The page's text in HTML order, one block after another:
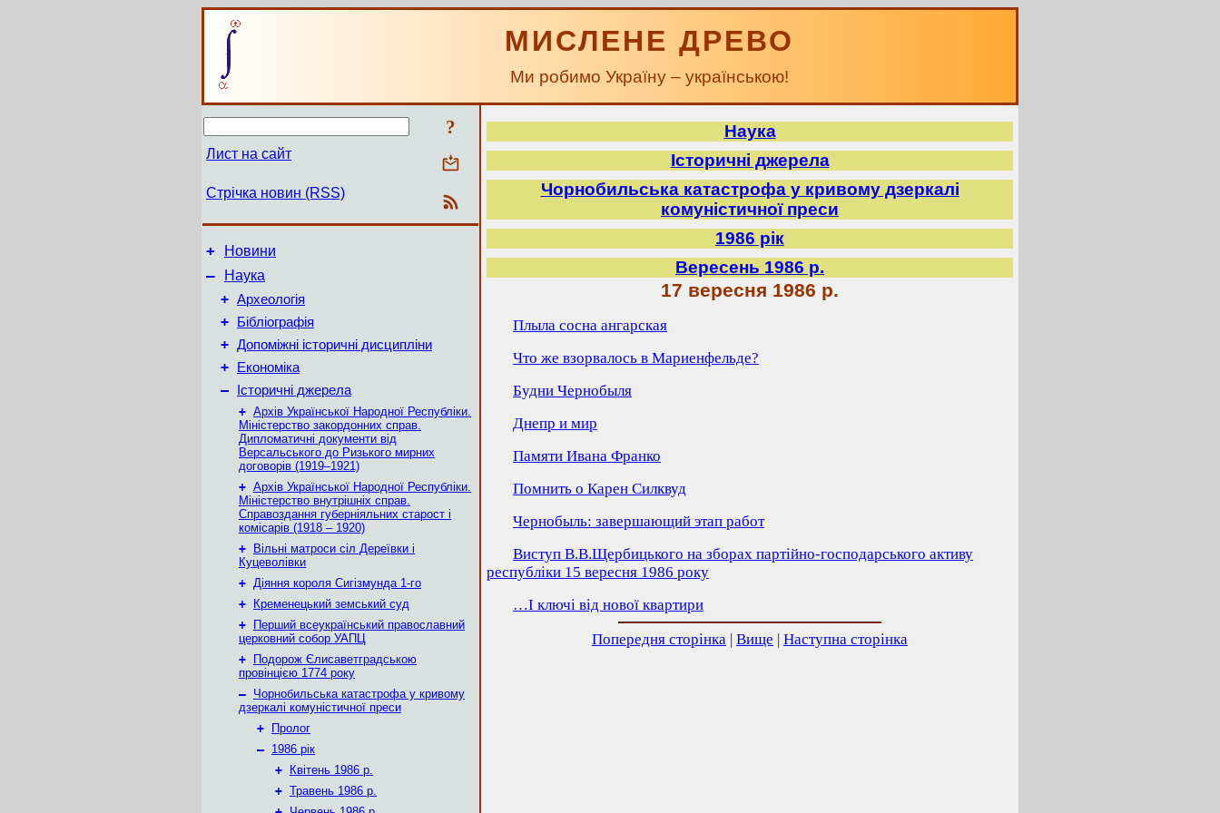
МИСЛЕНЕ ДРЕВО
Ми робимо Україну – українською!
?
Лист на сайт
Стрічка новин (RSS)
+ Новини
–
Наука
+ Археологія
+ Бібліографія
+ Допоміжні історичні дисципліни
+ Економіка
– Історичні джерела
+ Архів Української Народної Республіки.
Міністерство закордонних справ.
Дипломатичні документи від
Версальського до Ризького мирних
договорів (1919–1921)
+ Архів Української Народної Республіки.
Міністерство внутрішніх справ.
Справоздання губерніяльних старост і
комісарів (1918 – 1920)
+
Вільні матроси сіл Дереївки і
Куцеволівки
+ Діяння короля Сигізмунда 1-го
+
Кременецький земський суд
+
Перший всеукраїнський православний
церковний собор УАПЦ
+
Подорож Єлисаветградською
провінцією 1774 року
– Чорнобильська катастрофа у кривому
дзеркалі комуністичної преси
+
Пролог
– 1986 рік
+
Квітень 1986 р.
+ Травень 1986 р.
Наука
Історичні джерела
Чорнобильська катастрофа у кривому дзеркалі
комуністичної преси
1986 рік
Вересень 1986 р.
17 вересня 1986 р.
Плыла сосна ангарская
Что же взорвалось в Мариенфельде?
Будни Чернобыля
Днепр и мир
Памяти Ивана Франко
Помнить о Карен Силквуд
Чернобыль: завершающий этап работ
Виступ В.В.Щербицького на зборах партійно-господарського активу
республіки 15 вересня 1986 року
…І ключі від нової квартири
Попередня сторінка | Вище | Наступна сторінка